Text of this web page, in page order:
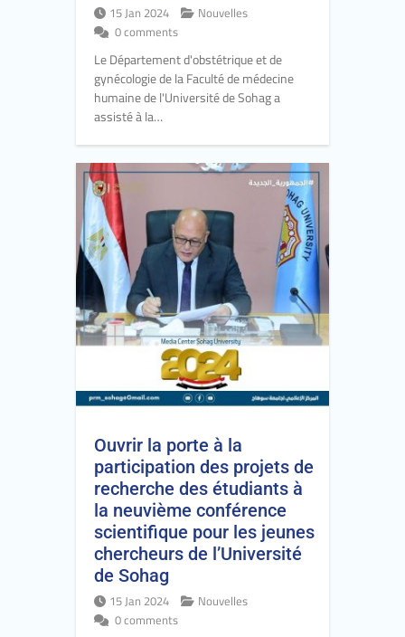
15 Jan 2024
Nouvelles
0 comments
Le Département d'obstétrique et de
gynécologie de la Faculté de médecine
humaine de l'Université de Sohag a
assisté à la…
Ouvrir la porte à la
participation des projets de
recherche des étudiants à
la neuvième conférence
scientifique pour les jeunes
chercheurs de l’Université
de Sohag
15 Jan 2024
Nouvelles
0 comments